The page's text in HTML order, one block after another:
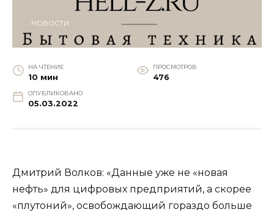
НОВОСТИ
НА ЧТЕНИЕ
10 мин
ПРОСМОТРОВ
476
ОПУБЛИКОВАНО
05.03.2022
Дмитрий Волков: «Данные уже не «новая
нефть» для цифровых предприятий, а скорее
«плутоний», освобождающий гораздо больше